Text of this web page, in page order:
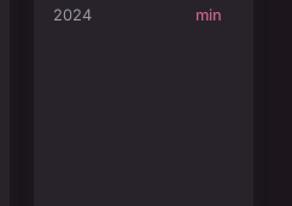
2024
min